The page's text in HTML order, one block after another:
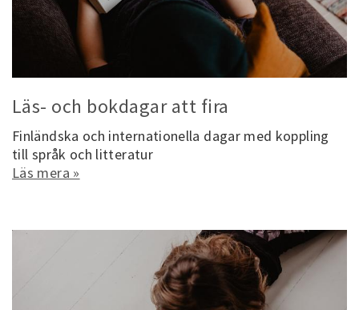
Läs- och bokdagar att fira
Finländska och internationella dagar med koppling
till språk och litteratur
Läs mera »